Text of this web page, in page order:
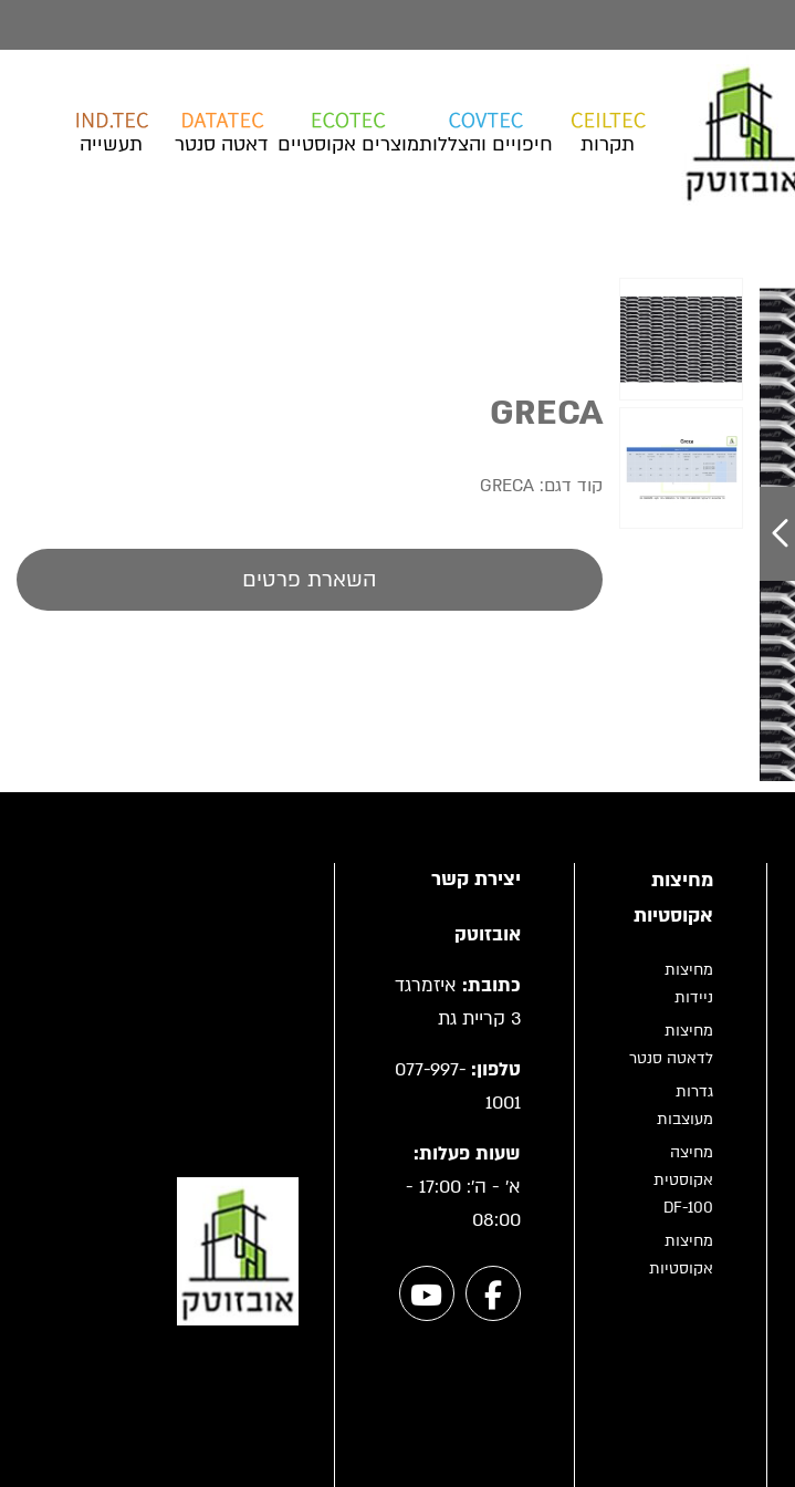
תקרות חיפויים והצללותמוצרים אקוסטיים דאטה סנטר תעשייה
GRECA
קוד דגם: GRECA
השארת פרטים
מחיצות
אקוסטיות
מחיצות
ניידות
מחיצות
לדאטה סנטר
גדרות
מעוצבות
מחיצה
אקוסטית
DF-100
מחיצות
אקוסטיות
יצירת קשר
אובזוטק
כתובת: איזמרגד
3 קריית גת
טלפון: 077-997-
1001
שעות פעלות:
א' - ה': 17:00 -
08:00